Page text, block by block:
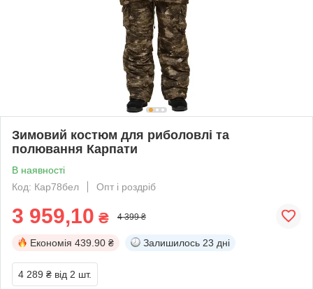
Зимовий костюм для риболовлі та
полювання Карпати
В наявності
Код: Кар78бел
Опт і роздріб
3 959,10 ₴ 4 399 ₴
Економія 439.90 ₴ Залишилось 23 дні
4 289 ₴ від 2 шт.